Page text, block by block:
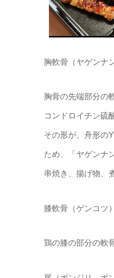
胸軟骨（ヤゲンナ
胸骨の先端部分の
コンドロイチン硫
その形が、舟形の
ため、「ヤゲンナ
串焼き、揚げ物、
膝軟骨（ゲンコツ）
鶏の膝の部分の軟